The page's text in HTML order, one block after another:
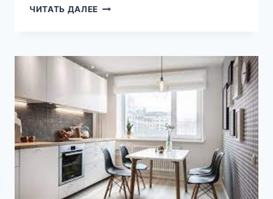
ЧИТАТЬ ДАЛЕЕ КАРТИНЫ
ПО
ВЫБОРУ
СЮЖЕТА